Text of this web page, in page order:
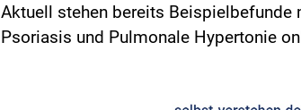
Aktuell stehen bereits Beispielbefunde
Psoriasis und Pulmonale Hypertonie